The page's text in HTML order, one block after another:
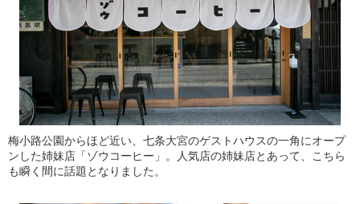
梅小路公園からほど近い、七条大宮のゲストハウスの一角にオープ
ンした姉妹店「ゾウコーヒー」。人気店の姉妹店とあって、こちら
も瞬く間に話題となりました。